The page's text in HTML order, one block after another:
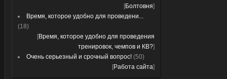
[Болтовня]
Время, которое удобно для проведени...
(18)
[Время, которое удобно для проведения
тренировок, чемпов и КВ?]
Очень серьезный и срочный вопрос! (50)
[Работа сайта]